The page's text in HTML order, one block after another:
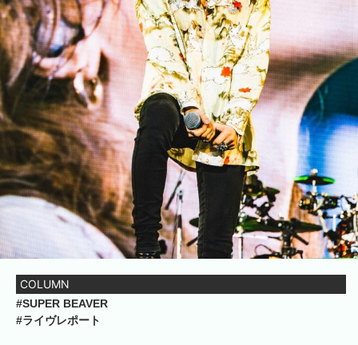
COLUMN
#SUPER BEAVER
#ライヴレポート